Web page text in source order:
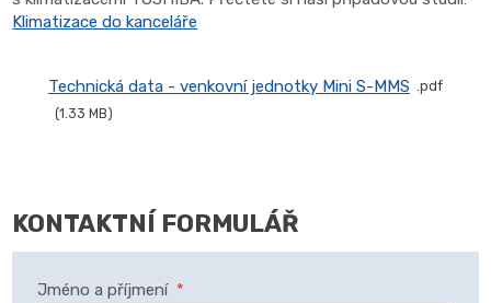
Klimatizace do kanceláře
Technická data - venkovní jednotky Mini S-MMS
pdf
1.33 MB
KONTAKTNÍ FORMULÁŘ
Jméno a příjmení *